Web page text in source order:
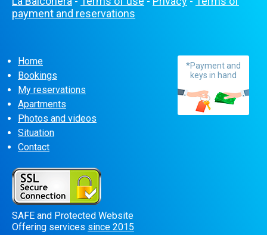
payment and reservations
Home
Bookings
My reservations
Apartments
Photos and videos
Situation
Contact
*Payment and
keys in hand
SAFE and Protected Website
Offering services since 2015